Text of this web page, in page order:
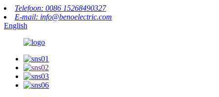
Telefoon: 0086 15268490327
E-mail: info@benoelectric.com
English